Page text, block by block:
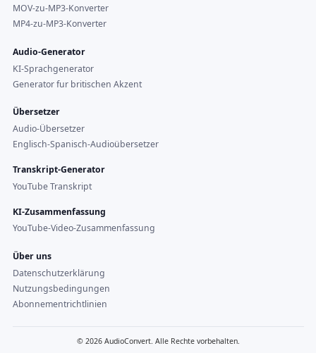
MOV-zu-MP3-Konverter
MP4-zu-MP3-Konverter
Audio-Generator
KI-Sprachgenerator
Generator fur britischen Akzent
Übersetzer
Audio-Übersetzer
Englisch-Spanisch-Audioübersetzer
Transkript-Generator
YouTube Transkript
KI-Zusammenfassung
YouTube-Video-Zusammenfassung
Über uns
Datenschutzerklärung
Nutzungsbedingungen
Abonnementrichtlinien
© 2026 AudioConvert. Alle Rechte vorbehalten.